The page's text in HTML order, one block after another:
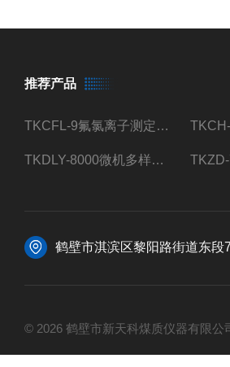
推荐产品
TKCFL-9氟氯离子测定仪自动煤质检测
TKDLY-8000微机多样测硫仪自动定硫仪化验室硫含量测定
鹤壁市淇滨区黎阳路街道东段
© 2026 鹤壁市新天科煤质仪器有限